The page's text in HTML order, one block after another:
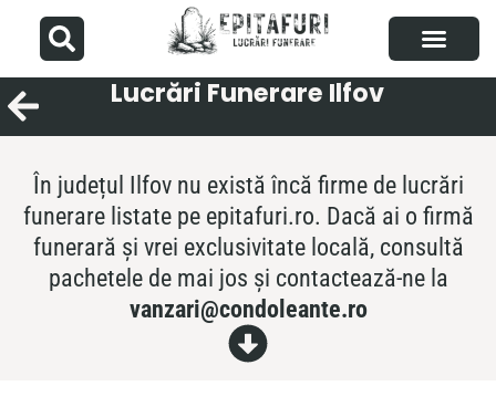
Lucrări Funerare Ilfov
În județul Ilfov nu există încă firme de lucrări
funerare listate pe epitafuri.ro. Dacă ai o firmă
funerară și vrei exclusivitate locală, consultă
pachetele de mai jos și contactează-ne la
vanzari@condoleante.ro